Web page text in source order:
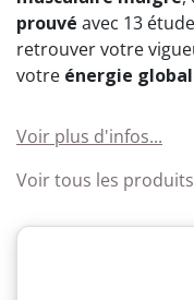
prouvé avec 13
retrouver votre
votre énergie
Voir plus d'infos...
Voir tous les